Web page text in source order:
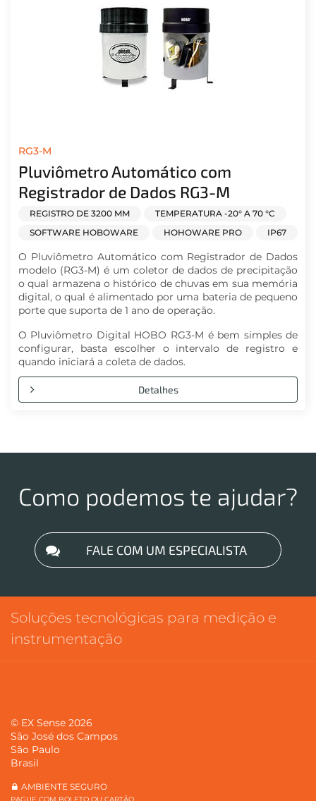
RG3-M
Pluviômetro Automático com
Registrador de Dados RG3-M
REGISTRO DE 3200 MM
TEMPERATURA -20° A 70 °C
SOFTWARE HOBOWARE
HOHOWARE PRO IP67
O Pluviômetro Automático com Registrador de Dados
modelo (RG3-M) é um coletor de dados de precipitação
o qual armazena o histórico de chuvas em sua memória
digital, o qual é alimentado por uma bateria de pequeno
porte que suporta de 1 ano de operação.
O Pluviômetro Digital HOBO RG3-M é bem simples de
configurar, basta escolher o intervalo de registro e
quando iniciará a coleta de dados.
Detalhes
Como podemos te ajudar?
FALE COM UM ESPECIALISTA
Soluções tecnológicas para medição e
instrumentação
© EX Sense 2026
São José dos Campos
São Paulo
Brasil
AMBIENTE SEGURO
PAGUE COM BOLETO OU CARTÃO